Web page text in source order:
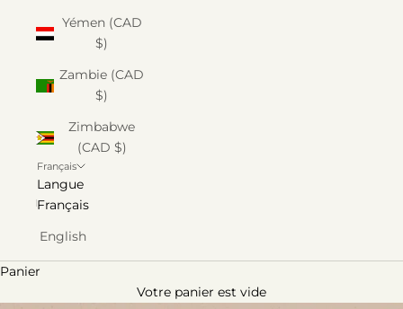
Yémen (CAD
$)
Zambie (CAD
$)
Zimbabwe
(CAD $)
Français
Langue
Français
English
Panier
Votre panier est vide